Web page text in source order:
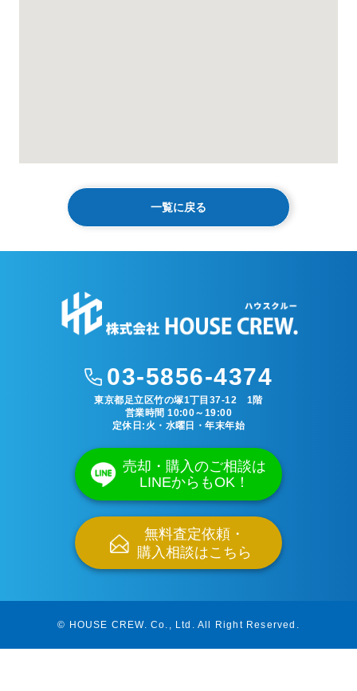
一覧に戻る
03-5856-4374
東京都足立区竹の塚1丁目37-12 1階
営業時間 10:00～19:00
定休日:火・水曜日・年末年始
売却・購入のご相談は
LINEからもOK！
無料査定依頼・
購入相談はこちら
© HOUSE CREW. Co., Ltd. All Right Reserved.